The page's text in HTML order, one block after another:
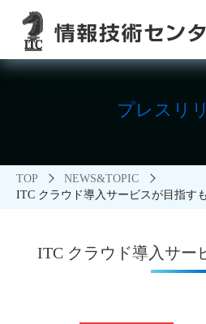
プレスリ
TOP
NEWS&TOPIC
ITC クラウド導入サービスが目指す
ITC クラウド導入サー